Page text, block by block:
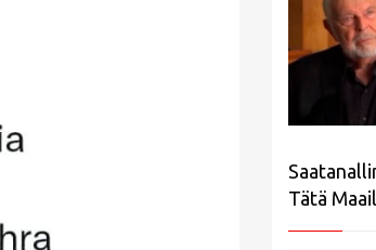
Tätä